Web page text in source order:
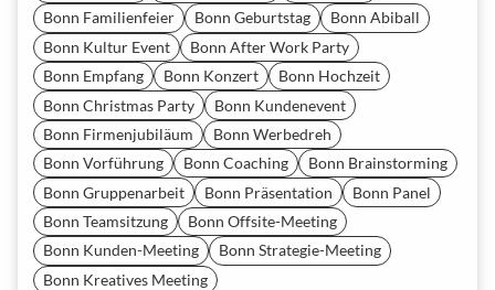
Bonn Familienfeier
Bonn Geburtstag
Bonn Abiball
Bonn Kultur Event
Bonn After Work Party
Bonn Empfang
Bonn Konzert
Bonn Hochzeit
Bonn Christmas Party
Bonn Kundenevent
Bonn Firmenjubiläum
Bonn Werbedreh
Bonn Vorführung
Bonn Coaching
Bonn Brainstorming
Bonn Gruppenarbeit
Bonn Präsentation
Bonn Panel
Bonn Teamsitzung
Bonn Offsite-Meeting
Bonn Kunden-Meeting
Bonn Strategie-Meeting
Bonn Kreatives Meeting